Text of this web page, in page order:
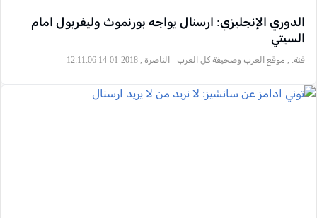
الدوري الإنجليزي: ارسنال يواجه بورنموث وليفربول امام
السيتي
فئة: , موقع العرب وصحيفة كل العرب - الناصرة , 2018-01-14 12:11:06